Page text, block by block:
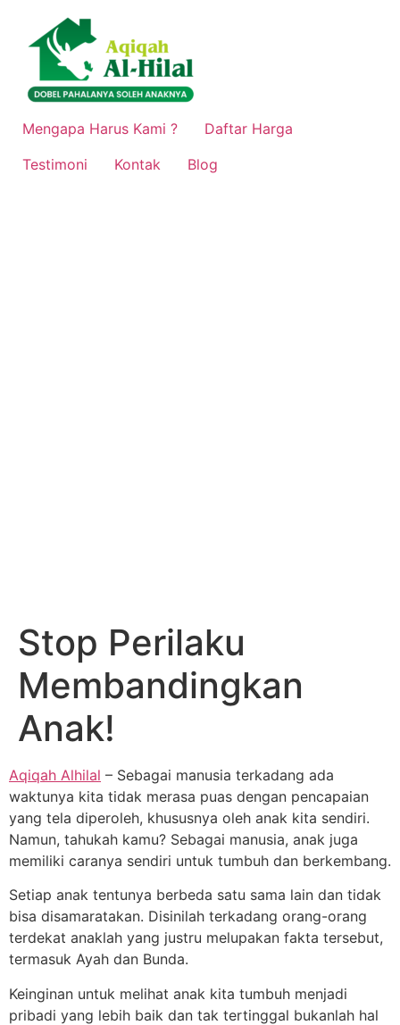
konten
Mengapa Harus Kami ?
Daftar Harga
Testimoni
Kontak Blog
Stop Perilaku
Membandingkan
Anak!
Aqiqah Alhilal – Sebagai manusia terkadang ada
waktunya kita tidak merasa puas dengan pencapaian
yang tela diperoleh, khususnya oleh anak kita sendiri.
Namun, tahukah kamu? Sebagai manusia, anak juga
memiliki caranya sendiri untuk tumbuh dan berkembang.
Setiap anak tentunya berbeda satu sama lain dan tidak
bisa disamaratakan. Disinilah terkadang orang-orang
terdekat anaklah yang justru melupakan fakta tersebut,
termasuk Ayah dan Bunda.
Keinginan untuk melihat anak kita tumbuh menjadi
pribadi yang lebih baik dan tak tertinggal bukanlah hal